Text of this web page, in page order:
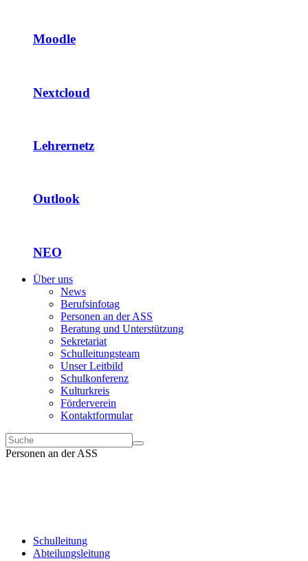
Moodle
Nextcloud
Lehrernetz
Outlook
NEO
Über uns
News
Berufsinfotag
Personen an der ASS
Beratung und Unterstützung
Sekretariat
Schulleitungsteam
Unser Leitbild
Schulkonferenz
Kulturkreis
Förderverein
Kontaktformular
Personen an der ASS
Schulleitung
Abteilungsleitung